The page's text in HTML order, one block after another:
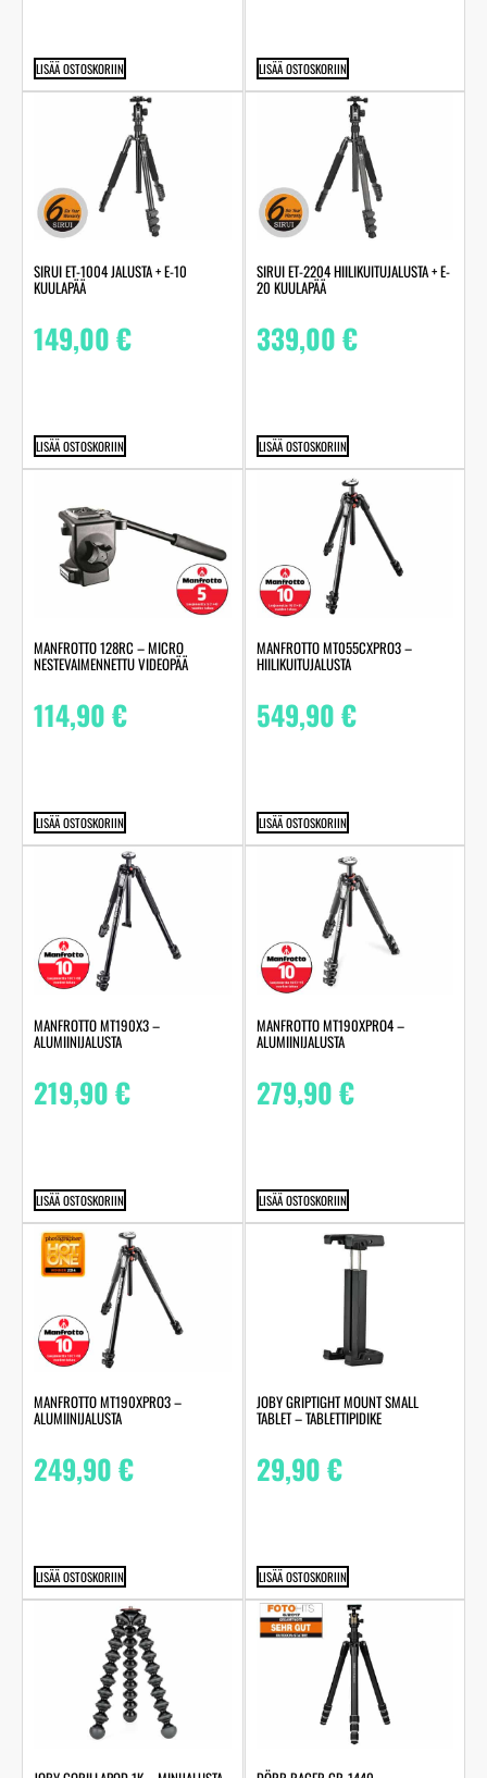
LISÄÄ OSTOSKORIIN LISÄÄ OSTOSKORIIN
SIRUI ET-1004 JALUSTA + E-10
KUULAPÄÄ
149,00€
LISÄÄ OSTOSKORIIN
SIRUI ET-2204 HIILIKUITUJALUSTA + E-
20 KUULAPÄÄ
339,00€
LISÄÄ OSTOSKORIIN
MANFROTTO 128RC – MICRO
NESTEVAIMENNETTU VIDEOPÄÄ
114,90€
LISÄÄ OSTOSKORIIN
MANFROTTO MT055CXPRO3 –
HIILIKUITUJALUSTA
549,90€
LISÄÄ OSTOSKORIIN
MANFROTTO MT190X3 –
ALUMIINIJALUSTA
219,90€
LISÄÄ OSTOSKORIIN
MANFROTTO MT190XPRO4 –
ALUMIINIJALUSTA
279,90€
LISÄÄ OSTOSKORIIN
MANFROTTO MT190XPRO3 –
ALUMIINIJALUSTA
249,90€
LISÄÄ OSTOSKORIIN
JOBY GRIPTIGHT MOUNT SMALL
TABLET – TABLETTIPIDIKE
29,90€
LISÄÄ OSTOSKORIIN